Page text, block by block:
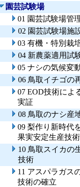
園芸試験場
01 園芸試験場管
02 園芸試験場施
03 有機・特別栽
04 新農薬適用試
05 ナシの気候変
06 鳥取イチゴの
07 EOD技術によ
実証
08 鳥取のナシ産
09 梨作り新時代
果実安定生産技
10 鳥取スイカの
技術
11 アスパラガス
技術の確立